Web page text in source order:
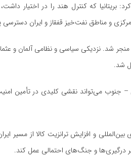
بریتانیا که کنترل هند را در اختیار
و مناطق نفت‌خیز قفقاز و ایران دسترسی
شد. نزدیکی سیاسی و نظامی آلمان و
شد.
جنوب می‌تواند نقشی کلیدی در تأمین
و افزایش ترانزیت کالا از مسیر
درگیری‌ها و جنگ‌های احتمالی عمل کند.